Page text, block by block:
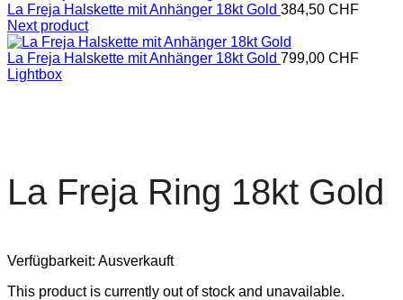
La Freja Halskette mit Anhänger 18kt Gold 384,50 CHF
Next product
La Freja Halskette mit Anhänger 18kt Gold 799,00 CHF
Lightbox
La Freja Ring 18kt Gold
Verfügbarkeit: Ausverkauft
This product is currently out of stock and unavailable.